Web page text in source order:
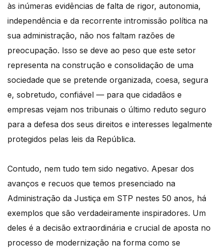
às inúmeras evidências de falta de rigor, autonomia,
independência e da recorrente intromissão política na
sua administração, não nos faltam razões de
preocupação. Isso se deve ao peso que este setor
representa na construção e consolidação de uma
sociedade que se pretende organizada, coesa, segura
e, sobretudo, confiável — para que cidadãos e
empresas vejam nos tribunais o último reduto seguro
para a defesa dos seus direitos e interesses legalmente
protegidos pelas leis da República.
Contudo, nem tudo tem sido negativo. Apesar dos
avanços e recuos que temos presenciado na
Administração da Justiça em STP nestes 50 anos, há
exemplos que são verdadeiramente inspiradores. Um
deles é a decisão extraordinária e crucial de aposta no
processo de modernização na forma como se